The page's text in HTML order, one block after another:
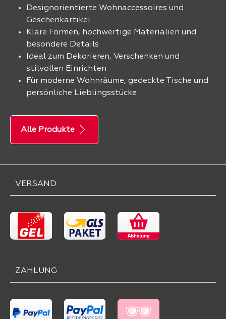
Designorientierte Wohnaccessoires und
Geschenkartikel
Klare Formen, hochwertige Materialien und
besondere Details
Ideal zum Dekorieren, Verschenken und
stilvollen Einrichten
Für moderne Wohnräume, gedeckte Tische und
persönliche Lieblingsstücke
Alle Produkte
VERSAND
ZAHLUNG